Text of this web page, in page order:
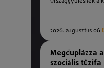
Országgyűlésnek a
2026. augusztus 06.
Megduplázza
szociális tűzifa